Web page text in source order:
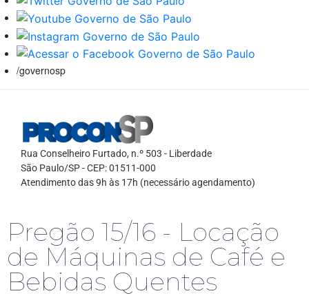
/governosp
Rua Conselheiro Furtado, n.º 503 - Liberdade
São Paulo/SP - CEP: 01511-000
Atendimento das 9h às 17h (necessário agendamento)
Pregão 15/16 - Locação
de Máquinas de Café e
Bebidas Quentes